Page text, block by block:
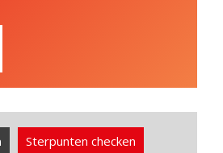
Sterpunten checken